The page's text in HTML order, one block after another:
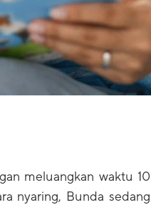
meluangkan waktu 10
nyaring, Bunda sedang